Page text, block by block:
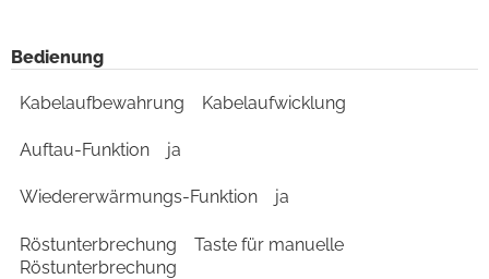
Bedienung
Kabelaufbewahrung Kabelaufwicklung
Auftau-Funktion ja
Wiedererwärmungs-Funktion ja
Röstunterbrechung
Taste für manuelle
Röstunterbrechung